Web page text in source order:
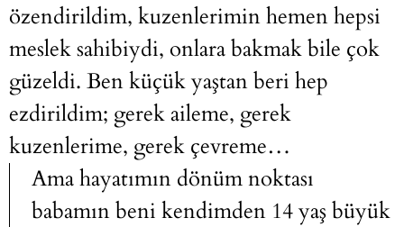
özendirildim, kuzenlerimin hemen hepsi
meslek sahibiydi, onlara bakmak bile çok
güzeldi. Ben küçük yaştan beri hep
ezdirildim; gerek aileme, gerek
kuzenlerime, gerek çevreme…
Ama hayatımın dönüm noktası
babamın beni kendimden 14 yaş büyük